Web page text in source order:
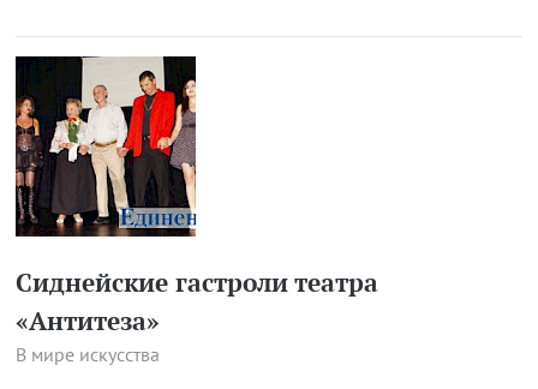
Сиднейские гастроли театра
«Антитеза»
В мире искусства